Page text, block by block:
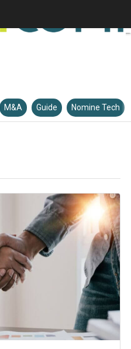
M&A Guide Nomine Tech